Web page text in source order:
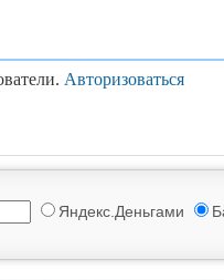
Авторизоваться
Яндекс.Деньгами